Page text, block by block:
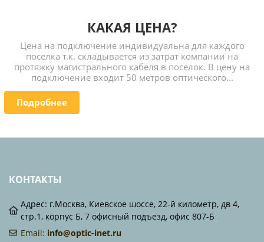
КАКАЯ ЦЕНА?
Цена на подключение индивидуальна для каждого
поселка т.к. складывается из затрат компании на
протяжку магистрального кабеля в поселок. В цену на
подключение входит 50 метров оптического...
Подробнее
КОНТАКТЫ
Адрес: г.Москва, Киевское шоссе, 22-й километр, дв 4,
стр.1, корпус Б, 7 офисный подъезд, офис 807-Б
Email: info@optic-inet.ru